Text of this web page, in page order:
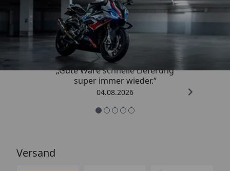
Trusted Shops
4,85/ 5
„Gute Ware schnelle Lieferung
super immer wieder.“
04.08.2026
Versand